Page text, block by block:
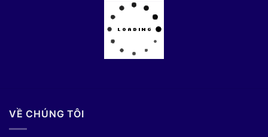
VỀ CHÚNG TÔI